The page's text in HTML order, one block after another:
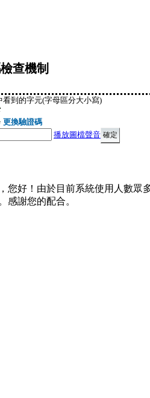
查機制
看到的字元(字母區分大小寫)
更換驗證碼
播放圖檔聲音
您好！由於目前系統使用人數眾
感謝您的配合。